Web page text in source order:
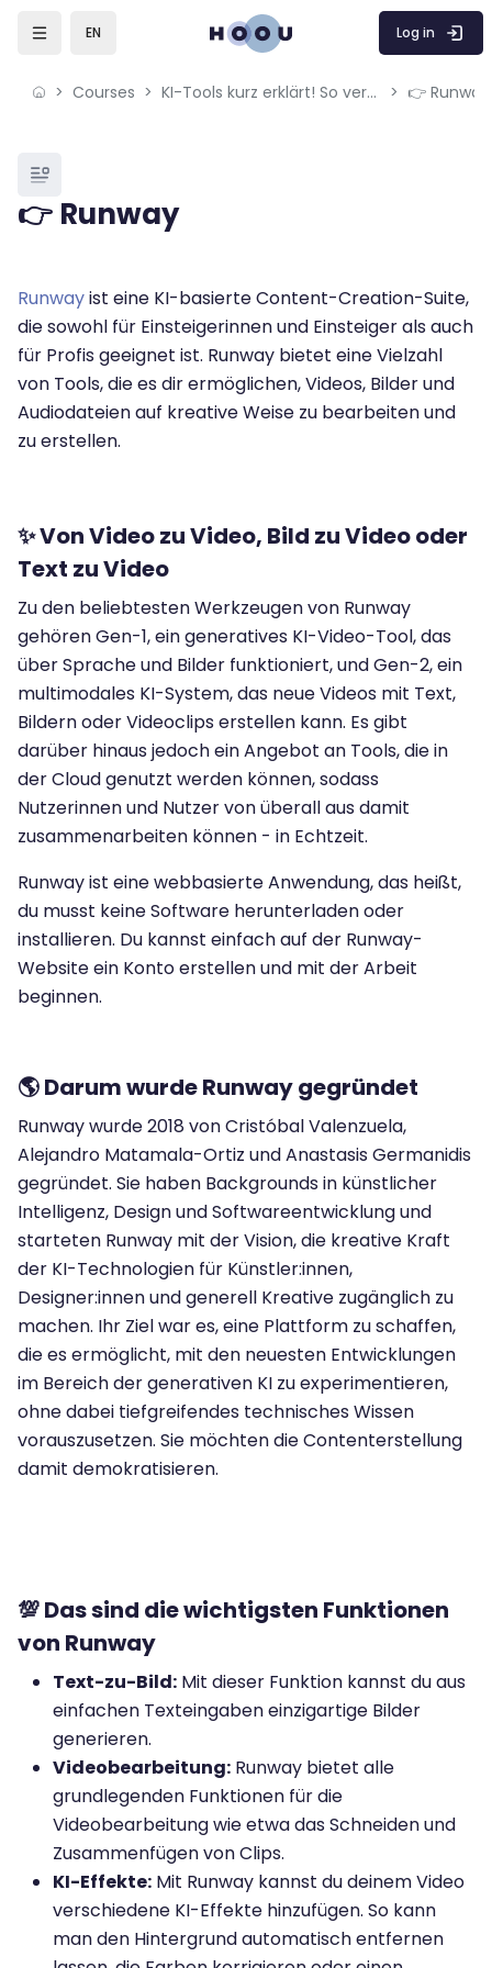
Skip to sidebar navigation menu
Skip to mobile navigation menu
EN Log in
Courses KI-Tools kurz erklärt! So verwendest du ChatGPT, Leonardo.AI & Co. 👉 Runway
Blocks
👉 Runway
Blocks
Runwayist eine KI-basierte Content-Creation-Suite,
die sowohl für Einsteigerinnen und Einsteiger als auch
für Profis geeignet ist. Runway bietet eine Vielzahl
von Tools, die es dir ermöglichen, Videos, Bilder und
Audiodateien auf kreative Weise zu bearbeiten und
zu erstellen.
✨Von Video zu Video, Bild zu Video oder
Text zu Video
Zu den beliebtesten Werkzeugen von Runway
gehören Gen-1, ein generatives KI-Video-Tool, das
über Sprache und Bilder funktioniert, und Gen-2, ein
multimodales KI-System, das neue Videos mit Text,
Bildern oder Videoclips erstellen kann. Es gibt
darüber hinaus jedoch ein Angebot an Tools, die in
der Cloud genutzt werden können, sodass
Nutzerinnen und Nutzer von überall aus damit
zusammenarbeiten können - in Echtzeit.
Runway ist eine webbasierte Anwendung, das heißt,
du musst keine Software herunterladen oder
installieren. Du kannst einfach auf der Runway-
Website ein Konto erstellen und mit der Arbeit
beginnen.
🌎 Darum wurde Runway gegründet
Runway wurde 2018 von Cristóbal Valenzuela,
Alejandro Matamala-Ortiz und Anastasis Germanidis
gegründet. Sie haben Backgrounds in künstlicher
Intelligenz, Design und Softwareentwicklung und
starteten Runway mit der Vision, die kreative Kraft
der KI-Technologien für Künstler:innen,
Designer:innen und generell Kreative zugänglich zu
machen. Ihr Ziel war es, eine Plattform zu schaffen,
die es ermöglicht, mit den neuesten Entwicklungen
im Bereich der generativen KI zu experimentieren,
ohne dabei tiefgreifendes technisches Wissen
vorauszusetzen. Sie möchten die Contenterstellung
damit demokratisieren.
💯 Das sind die wichtigsten Funktionen
von Runway
Text-zu-Bild: Mit dieser Funktion kannst du aus
einfachen Texteingaben einzigartige Bilder
generieren.
Videobearbeitung: Runway bietet alle
grundlegenden Funktionen für die
Videobearbeitung wie etwa das Schneiden und
Zusammenfügen von Clips.
KI-Effekte: Mit Runway kannst du deinem Video
verschiedene KI-Effekte hinzufügen. So kann
man den Hintergrund automatisch entfernen